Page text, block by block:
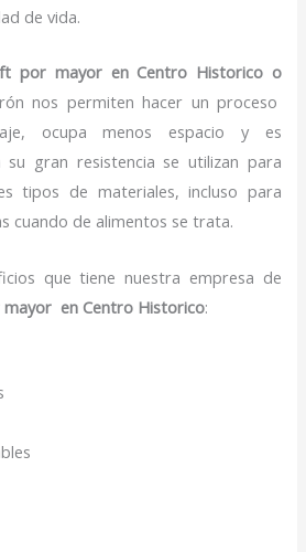
de vida.
por mayor en Centro Historico o
nos permiten hacer un proceso
ocupa menos espacio y es
su gran resistencia se utilizan para
tipos de materiales, incluso para
cuando de alimentos se trata.
que tiene nuestra empresa de
en Centro Historico: